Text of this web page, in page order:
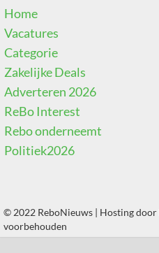
Home
Vacatures
Categorie
Zakelijke Deals
Adverteren 2026
ReBo Interest
Rebo onderneemt
Politiek2026
© 2022 ReboNieuws | Hosting door
voorbehouden